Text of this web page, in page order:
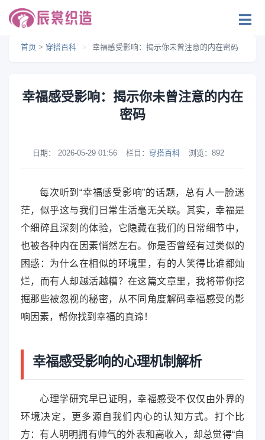
首页 > 穿搭百科 > 幸福感受影响：揭示你未曾注意的内在密码
幸福感受影响：揭示你未曾注意的内在
密码
日期： 2026-05-29 01:56 栏目： 穿搭百科 浏览： 892
每次听到“幸福感受影响”的话题，总有人一脸迷
茫，似乎这与我们日常生活毫无关联。其实，幸福是
个细碎且深刻的体验，它隐藏在我们的日常细节中，
也被各种内在因素悄然左右。你是否曾经有过类似的
困惑：为什么在相似的环境里，有的人笑得比谁都灿
烂，而有人却越活越糟？在这篇文章里，我将带你挖
掘那些被忽视的秘密，从不同角度解码幸福感受的影
响因素，帮你找到幸福的真谛！
幸福感受影响的心理机制解析
心理学研究早已证明，幸福感受不仅仅由外界的
环境决定，更多源自我们内心的认知方式。打个比
方：有人明明拥有帅气的外表和高收入，却总觉得“自